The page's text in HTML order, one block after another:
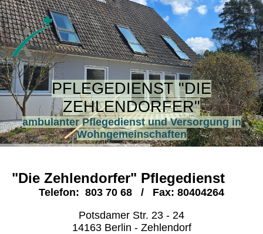
PFLEGEDIENST "DIE
ZEHLENDORFER"
ambulanter Pflegedienst und Versorgung in
Wohngemeinschaften
"Die Zehlendorfer" Pflegedienst
Telefon: 803 70 68 / Fax: 80404264
Potsdamer Str. 23 - 24
14163 Berlin - Zehlendorf